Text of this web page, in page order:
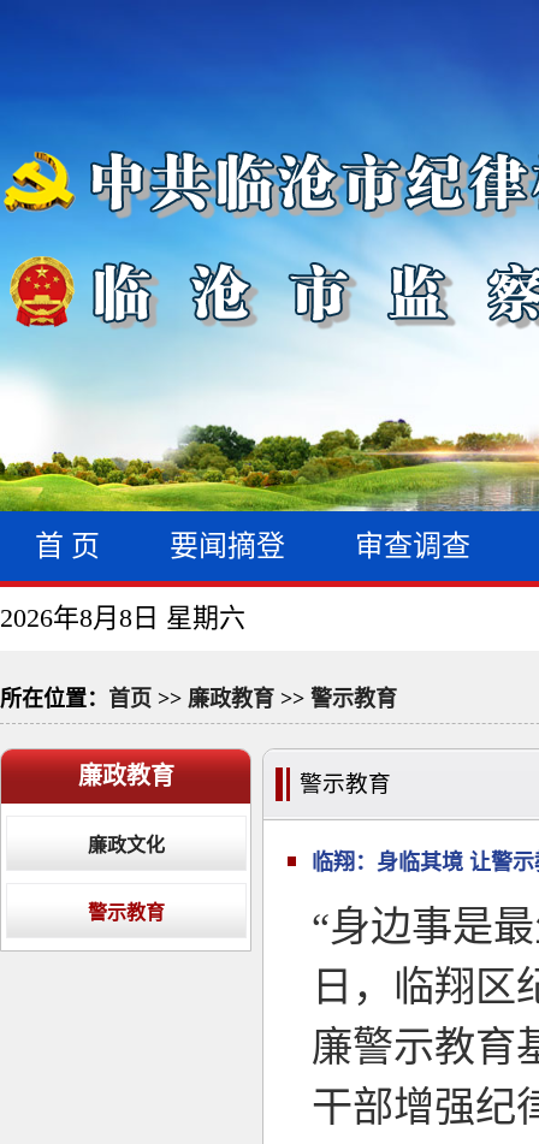
首 页 要闻摘登 审查调查
2026年8月8日 星期六
所在位置： 首页 >> 廉政教育 >> 警示教育
廉政教育
廉政文化
警示教育
警示教育
临翔：身临其境 让警
“身边事是
日，临翔区
廉警示教育
干部增强纪